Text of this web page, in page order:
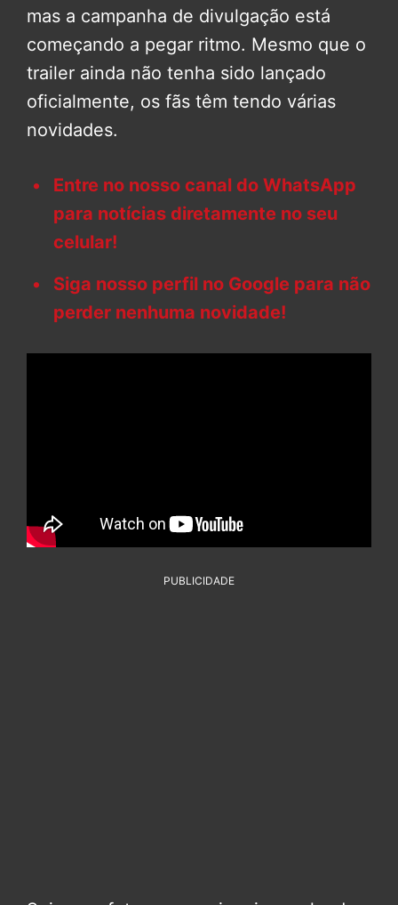
mas a campanha de divulgação está
começando a pegar ritmo. Mesmo que o
trailer ainda não tenha sido lançado
oficialmente, os fãs têm tendo várias
novidades.
Entre no nosso canal do WhatsApp
para notícias diretamente no seu
celular!
Siga nosso perfil no Google para não
perder nenhuma novidade!
PUBLICIDADE